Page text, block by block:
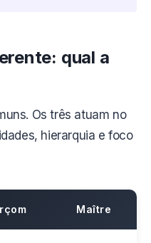
qual a
Os três atuam no
hierarquia e foco
Maître